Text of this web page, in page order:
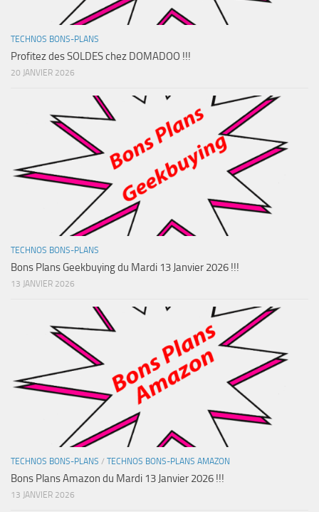
TECHNOS BONS-PLANS
Profitez des SOLDES chez DOMADOO !!!
20 JANVIER 2026
TECHNOS BONS-PLANS
Bons Plans Geekbuying du Mardi 13 Janvier 2026 !!!
13 JANVIER 2026
TECHNOS BONS-PLANS / TECHNOS BONS-PLANS AMAZON
Bons Plans Amazon du Mardi 13 Janvier 2026 !!!
13 JANVIER 2026